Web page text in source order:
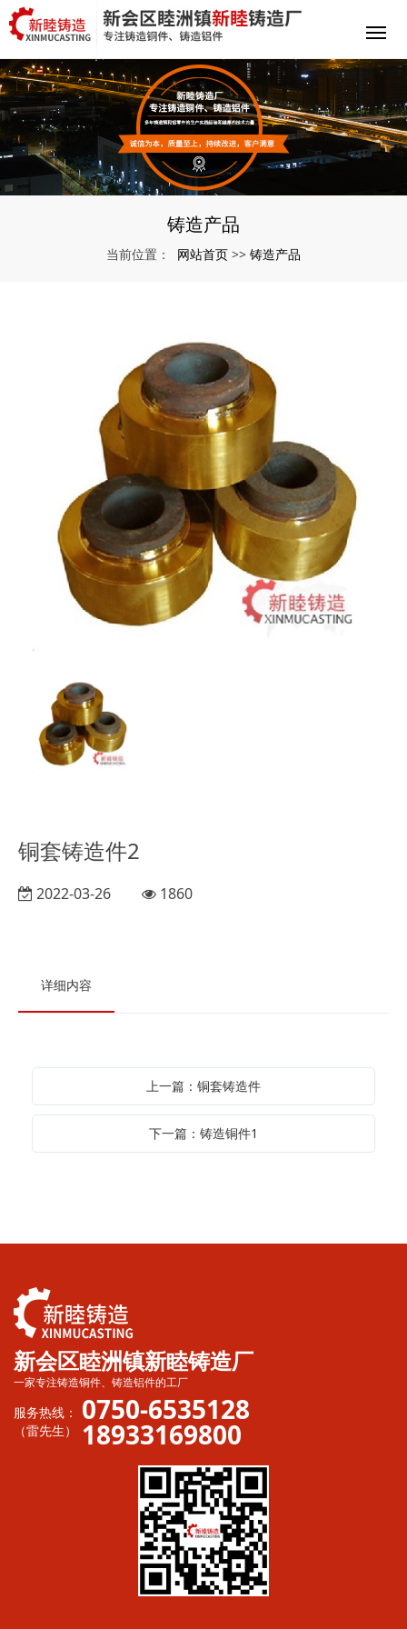
铸造产品
当前位置： 网站首页 >> 铸造产品
铜套铸造件2
2022-03-26 1860
详细内容
上一篇：铜套铸造件
下一篇：铸造铜件1
新会区睦洲镇新睦铸造厂
一家专注铸造铜件、铸造铝件的工厂
服务热线：
（雷先生）
0750-6535128
18933169800